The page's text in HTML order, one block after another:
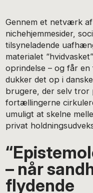
Gennem et netværk af
nichehjemmesider,
tilsyneladende
materialet
oprindelse – og får
dukker det op i
brugere, der selv tror
fortællingerne
umuligt at skelne
privat
– når
flydende